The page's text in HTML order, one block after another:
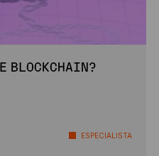
BLOCKCHAIN?
ESPECIALISTA